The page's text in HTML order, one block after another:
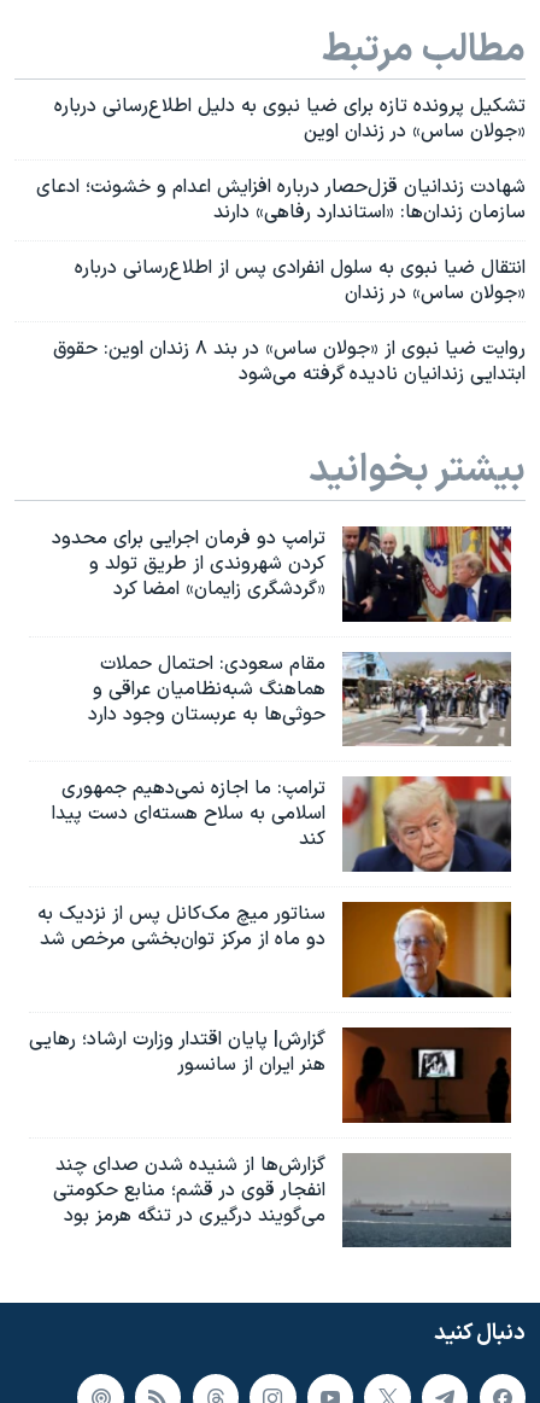
مطالب مرتبط
تشکیل پرونده تازه برای ضیا نبوی به دلیل اطلاع‌رسانی درباره
«جولان ساس» در زندان اوین
شهادت زندانیان قزل‌حصار درباره افزایش اعدام و خشونت؛ ادعای
سازمان زندان‌ها: «استاندارد رفاهی» دارند
انتقال ضیا نبوی به سلول انفرادی پس از اطلاع‌رسانی درباره
«جولان ساس» در زندان
روایت ضیا نبوی از «جولان ساس» در بند ۸ زندان اوین: حقوق
ابتدایی زندانیان نادیده گرفته می‌شود
بیشتر بخوانید
ترامپ دو فرمان اجرایی برای محدود
کردن شهروندی از طریق تولد و
«گردشگری زایمان» امضا کرد
مقام سعودی: احتمال حملات
هماهنگ شبه‌نظامیان عراقی و
حوثی‌ها به عربستان وجود دارد
ترامپ: ما اجازه نمی‌دهیم جمهوری
اسلامی به سلاح هسته‌ای دست پیدا
کند
سناتور میچ مک‌کانل پس از نزدیک به
دو ماه از مرکز توان‌بخشی مرخص شد
گزارش| پایان اقتدار وزارت ارشاد؛ رهایی
هنر ایران از سانسور
گزارش‌ها از شنیده شدن صدای چند
انفجار قوی در قشم؛ منابع حکومتی
می‌گویند درگیری در تنگه هرمز بود
دنبال کنید